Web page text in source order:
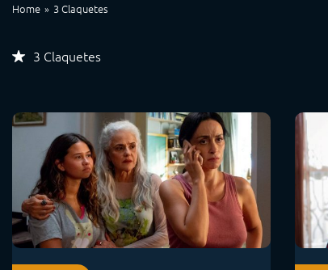
Home 3 Claquetes
3 Claquetes